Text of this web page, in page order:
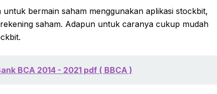
untuk bermain saham menggunakan aplikasi stockbit,
saham. Adapun untuk caranya cukup mudah
BCA 2014 - 2021 pdf ( BBCA )